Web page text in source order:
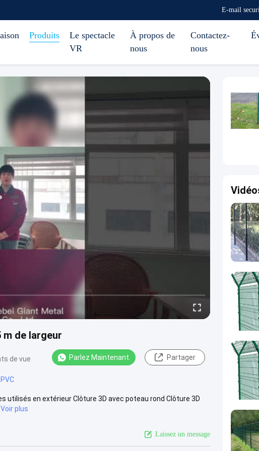
E-mail
Produits
Le spectacle
VR
À propos de
nous
Contactez-
nous
m de largeur
de vue Parlez Maintenant. Partager
utilisés en extérieur Clôture 3D avec poteau rond Clôture 3D
Voir plus
Laissez un message